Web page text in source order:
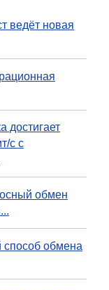
ведёт новая
достигает
с с
обмен
способ обмена